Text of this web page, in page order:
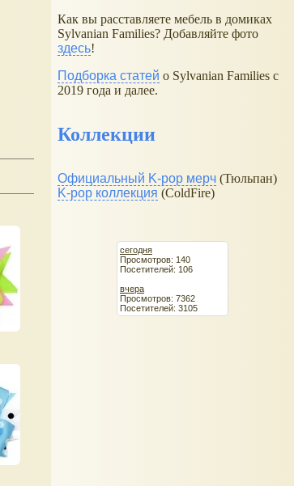
Как вы расставляете мебель в домиках
Sylvanian Families? Добавляйте фото
здесь!
Подборка статей о Sylvanian Families с
2019 года и далее.
Коллекции
Официальный K-pop мерч (Тюльпан)
K-pop коллекция (ColdFire)
сегодня
Просмотров: 140
Посетителей: 106
вчера
Просмотров: 7362
Посетителей: 3105